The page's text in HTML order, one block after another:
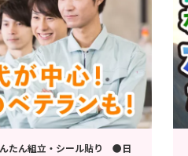
んたん組立・シール貼り ●日